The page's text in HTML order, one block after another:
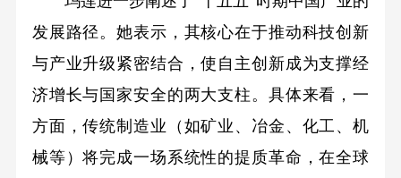
发展路径。她表示，其核心在于推动科技创新
与产业升级紧密结合，使自主创新成为支撑经
济增长与国家安全的两大支柱。具体来看，一
方面，传统制造业（如矿业、冶金、化工、机
械等）将完成一场系统性的提质革命，在全球